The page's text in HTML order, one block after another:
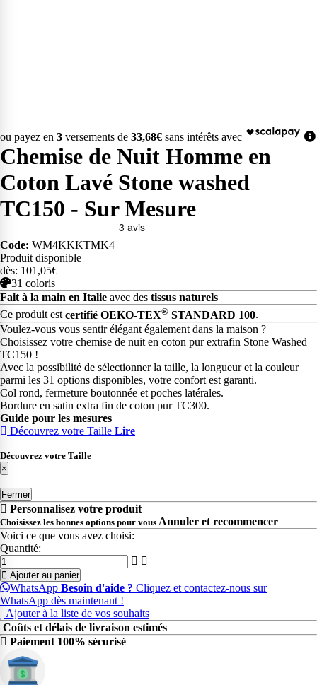
ou payez en 3 versements de 33,68€ sans intérêts avec
Chemise de Nuit Homme en
Coton Lavé Stone washed
TC150 - Sur Mesure
Code: WM4KKKTMK4
Produit disponible
dès: 101,05€
31 coloris
Fait à la main en Italie avec des tissus naturels
Ce produit estcertifié OEKO-TEX® STANDARD 100.
Voulez-vous vous sentir élégant également dans la maison ?
Choisissez votre chemise de nuit en coton pur extrafin Stone Washed
TC150 !
Avec la possibilité de sélectionner la taille, la longueur et la couleur
parmi les 31 options disponibles, votre confort est garanti.
Col rond, fermeture boutonnée et poches latérales.
Bordure en satin extra fin de coton pur TC300.
Guide pour les mesures
Découvrez votre Taille Lire
Découvrez votre Taille
×
Fermer
Personnalisez votre produit
Choisissez les bonnes options pour vous Annuler et recommencer
Voici ce que vous avez choisi:
Quantité:
Ajouter au panier
WhatsApp Besoin d'aide ? Cliquez et contactez-nous sur
WhatsApp dès maintenant !
Ajouter à la liste de vos souhaits
Coûts et délais de livraison estimés
Paiement 100% sécurisé